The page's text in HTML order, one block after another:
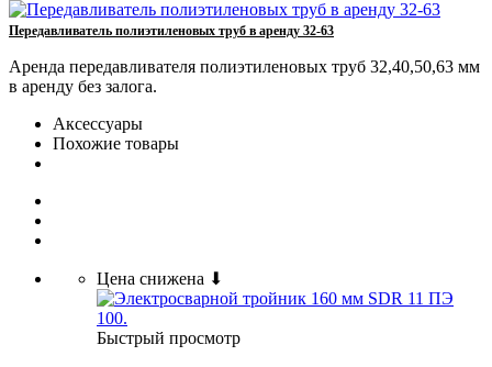
Передавливатель полиэтиленовых труб в аренду 32-63
Аренда передавливателя полиэтиленовых труб 32,40,50,63 мм
в аренду без залога.
Аксессуары
Похожие товары
Цена снижена ⬇
Быстрый просмотр